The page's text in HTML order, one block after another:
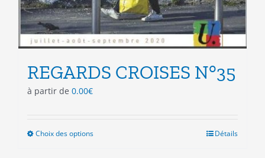
REGARDS CROISES N°35
à partir de 0.00€
Choix des optionsCe
Détails